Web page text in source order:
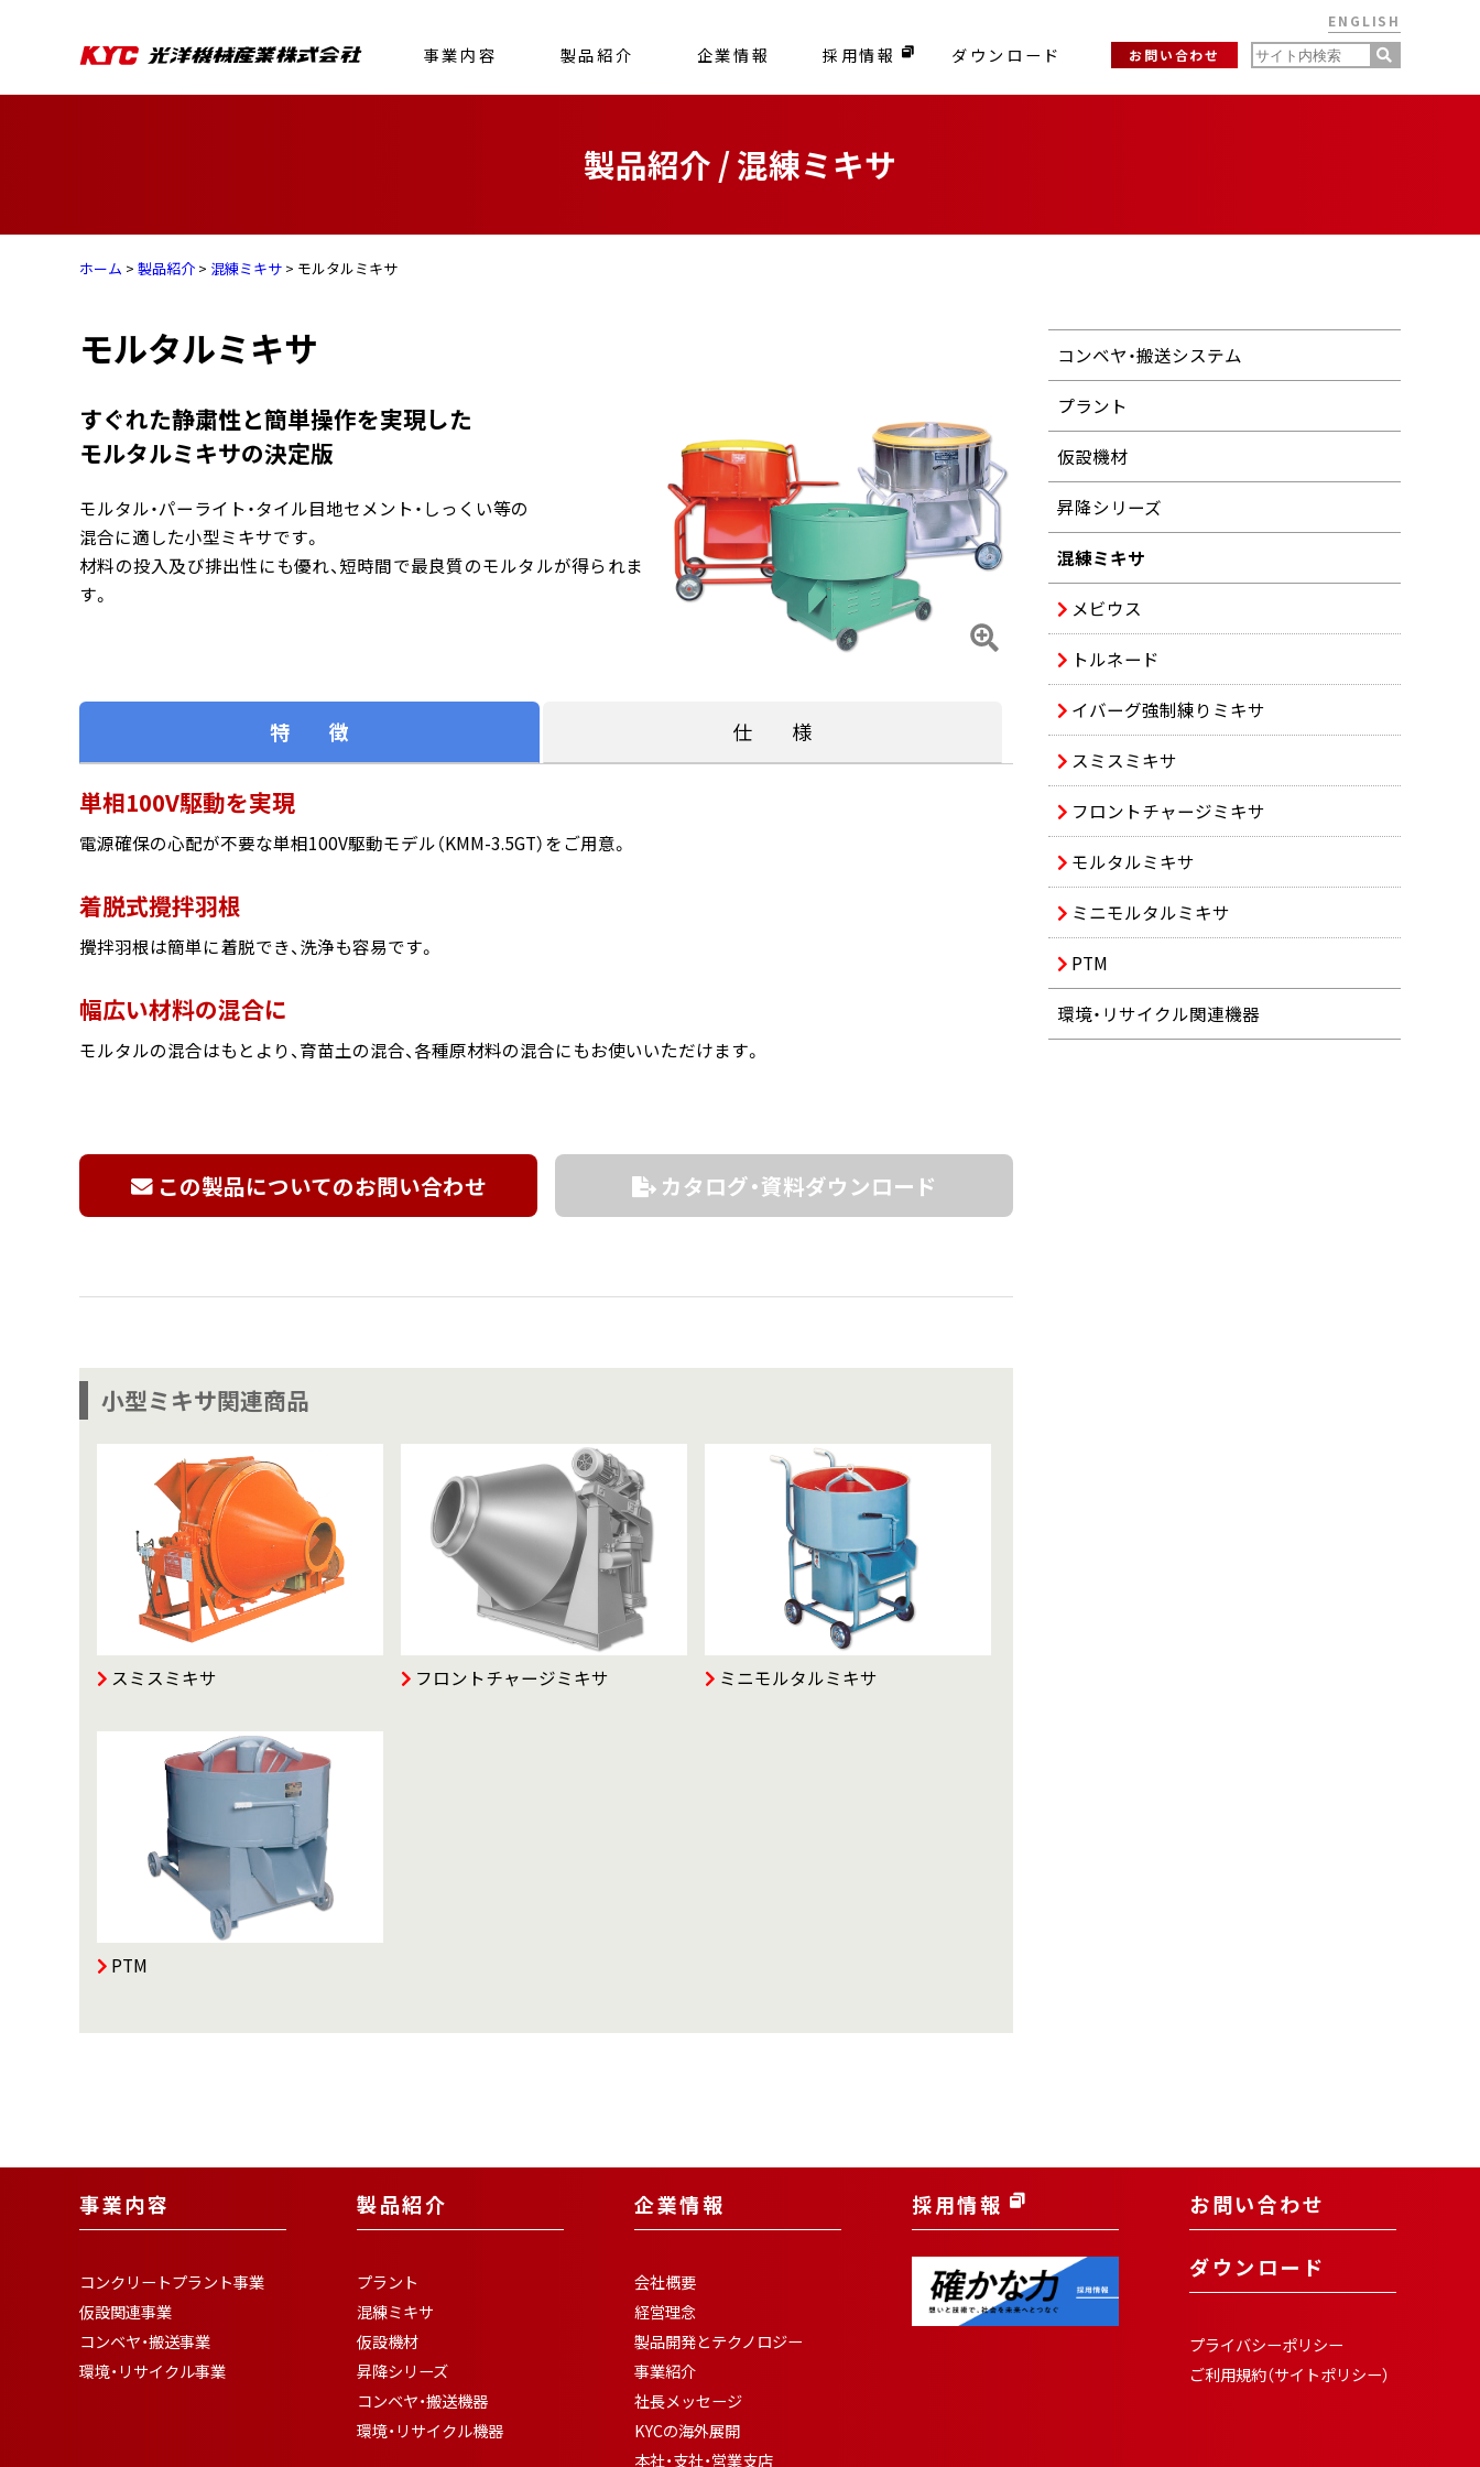
ENGLISH
お問い合わせ
事業内容 製品紹介 企業情報 採用情報 ダウンロード
製品紹介 / 混練ミキサ
ホーム > 製品紹介 > 混練ミキサ > モルタルミキサ
モルタルミキサ
すぐれた静粛性と簡単操作を実現した
モルタルミキサの決定版
モルタル・パーライト・タイル目地セメント・しっくい等の
混合に適した小型ミキサです。
材料の投入及び排出性にも優れ、短時間で最良質のモルタルが得られま
す。
特 徴 仕 様
単相100V駆動を実現
電源確保の心配が不要な単相100V駆動モデル（KMM-3.5GT）をご用意。
着脱式攪拌羽根
攪拌羽根は簡単に着脱でき、洗浄も容易です。
幅広い材料の混合に
モルタルの混合はもとより、育苗土の混合、各種原材料の混合にもお使いいただけます。
この製品についてのお問い合わせ カタログ・資料ダウンロード
小型ミキサ関連商品
スミスミキサ フロントチャージミキサ ミニモルタルミキサ
PTM
コンベヤ・搬送システム
プラント
仮設機材
昇降シリーズ
混練ミキサ
メビウス
トルネード
イバーグ強制練りミキサ
スミスミキサ
フロントチャージミキサ
モルタルミキサ
ミニモルタルミキサ
PTM
環境・リサイクル関連機器
事業内容
コンクリートプラント事業
仮設関連事業
コンベヤ・搬送事業
環境・リサイクル事業
製品紹介
プラント
混練ミキサ
仮設機材
昇降シリーズ
コンベヤ・搬送機器
環境・リサイクル機器
企業情報
会社概要
経営理念
製品開発とテクノロジー
事業紹介
社長メッセージ
KYCの海外展開
本社・支社・営業支店
採用情報 お問い合わせ
ダウンロード
プライバシーポリシー
ご利用規約（サイトポリシー）